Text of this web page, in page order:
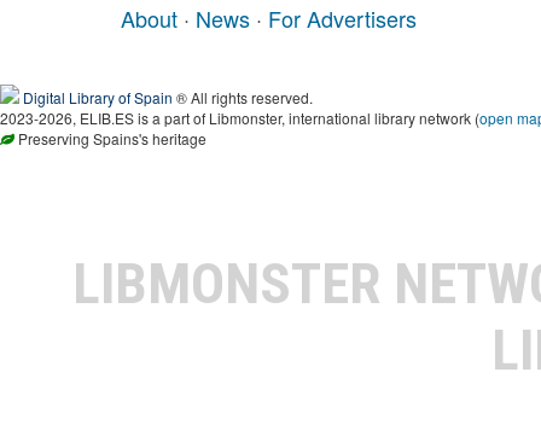
About · News · For Advertisers
Digital Library of Spain ® All rights reserved.
2023-2026, ELIB.ES is a part of Libmonster, international library network (open
Preserving Spains's heritage
LIBMONSTER